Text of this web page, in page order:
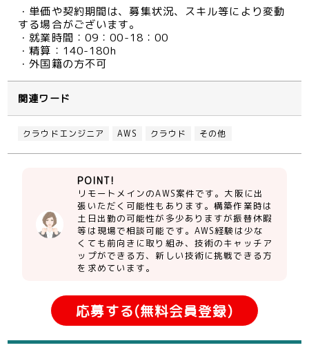
・単価や契約期間は、募集状況、スキル等により変動
する場合がございます。
・就業時間：09：00-18：00
・精算：140-180h
・外国籍の方不可
関連ワード
クラウドエンジニア AWS クラウド その他
POINT!
リモートメインのAWS案件です。大阪に出
張いただく可能性もあります。構築作業時は
土日出勤の可能性が多少ありますが振替休暇
等は現場で相談可能です。AWS経験は少な
くても前向きに取り組み、技術のキャッチア
ップができる方、新しい技術に挑戦できる方
を求めています。
応募する(無料会員登録)